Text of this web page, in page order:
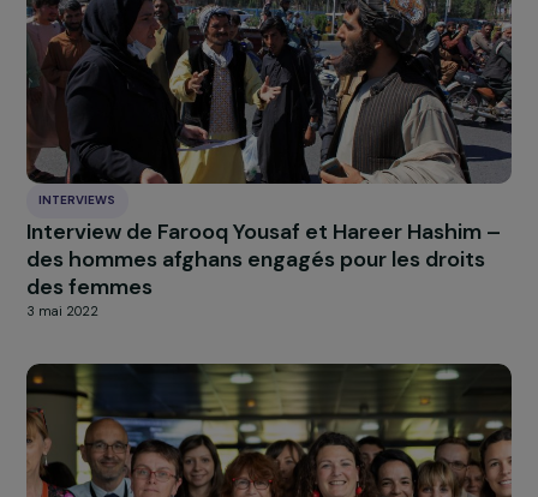
*Ce collectif rassemble des militant.e.s, des associations et des
citoyen.ne.s engagé.e.s pour protéger les droits reproductifs et
promouvoir l’égalité. Son ambition est de collecter un million de
signatures pour inciter l’Union européenne à renforcer la législation
garantissant le droit à l’avortement dans tous ses États membres.
À LA UNE
NosActualités